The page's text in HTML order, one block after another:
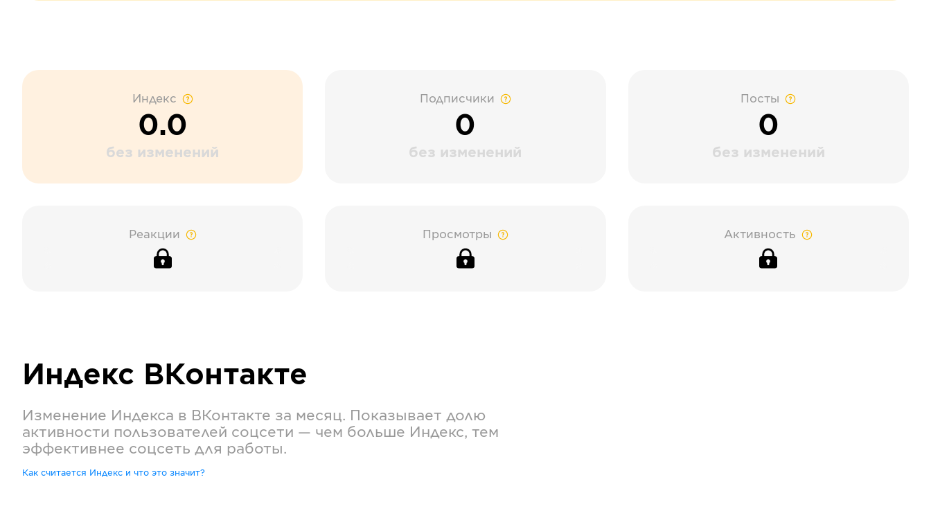
Индекс
0.0
без изменений
Подписчики
0
без изменений
Посты
0
без изменений
Реакции Просмотры Активность
Индекс ВКонтакте
Изменение Индекса в ВКонтакте за месяц. Показывает долю
активности пользователей соцсети — чем больше Индекс, тем
эффективнее соцсеть для работы.
Как считается Индекс и что это значит?